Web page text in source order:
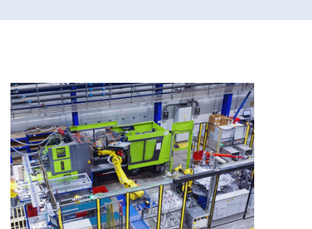
Pollmann presents initial review
21. August 2025
Matthias Haider 接任珀尔曼国际首席
24. July 2025
Pollmann is once again a
28. April 2025